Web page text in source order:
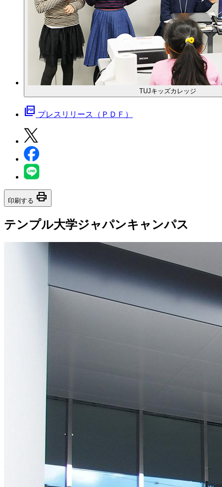
TUJキッズカレッジ
picture_as_pdf プレスリリース（ＰＤＦ）
印刷する print
テンプル大学ジャパンキャンパス